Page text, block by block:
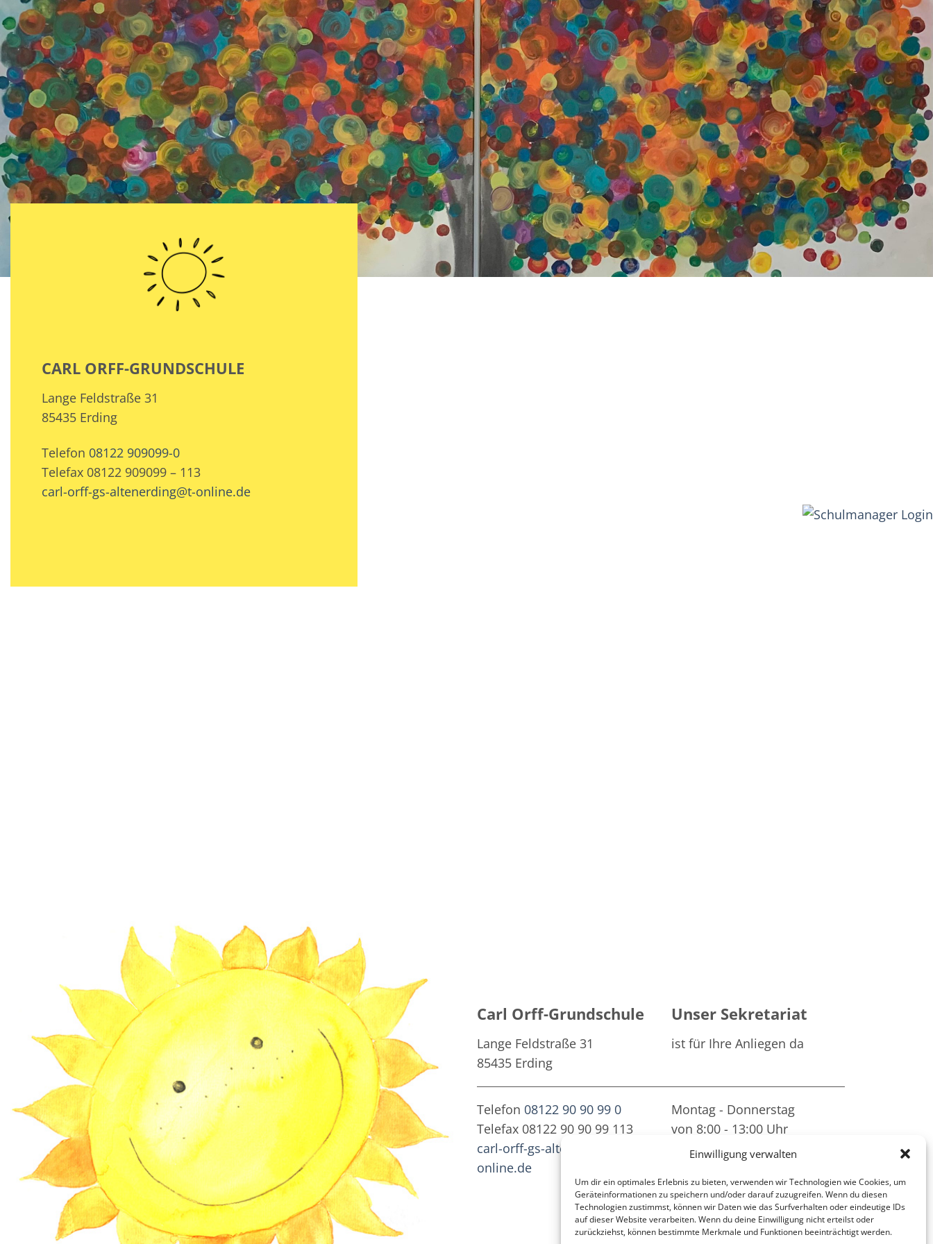
Einwilligung verwalten
Um dir ein optimales Erlebnis zu bieten, verwenden wir Technologien wie Cookies, um
Geräteinformationen zu speichern und/oder darauf zuzugreifen. Wenn du diesen
Technologien zustimmst, können wir Daten wie das Surfverhalten oder eindeutige IDs
auf dieser Website verarbeiten. Wenn du deine Einwilligung nicht erteilst oder
zurückziehst, können bestimmte Merkmale und Funktionen beeinträchtigt werden.
CARL ORFF-GRUNDSCHULE
Lange Feldstraße 31
85435 Erding
Telefon 08122 909099-0
Telefax 08122 909099 – 113
carl-orff-gs-altenerding@t-online.de
Carl Orff-Grundschule
Lange Feldstraße 31
85435 Erding
Unser Sekretariat
ist für Ihre Anliegen da
Telefon 08122 90 90 99 0
Telefax 08122 90 90 99 113
carl-orff-gs-altenerding@t-
online.de
Montag - Donnerstag
von 8:00 - 13:00 Uhr